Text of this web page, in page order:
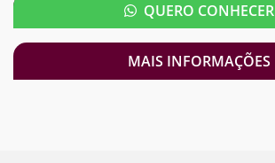
QUERO CONHECER
MAIS INFORMAÇÕES